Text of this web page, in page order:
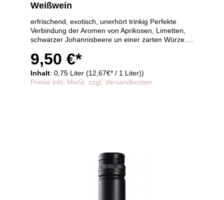
Weißwein
erfrischend, exotisch, unerhört trinkig Perfekte
Verbindung der Aromen von Aprikosen, Limetten,
schwarzer Johannisbeere un einer zarten Würze.
zurückhaltend in der Säure und trotzdem spritzig.
Wunderbarer Trinkfluß, harmonischer Nachhall.
Zutaten und Nährwerte
9,50 €*
Inhalt: 0,75 Liter (12,67€* / 1 Liter))
Preise inkl. MwSt. zzgl. Versandkosten